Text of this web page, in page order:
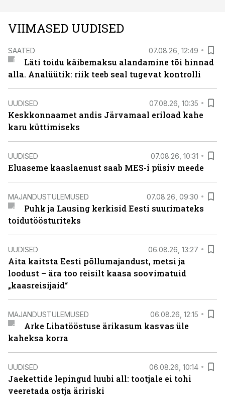
VIIMASED UUDISED
SAATED 07.08.26, 12:49
Läti toidu käibemaksu alandamine tõi hinnad
alla. Analüütik: riik teeb seal tugevat kontrolli
UUDISED 07.08.26, 10:35
Keskkonnaamet andis Järvamaal eriload kahe
karu küttimiseks
UUDISED 07.08.26, 10:31
Eluaseme kaaslaenust saab MES-i püsiv meede
MAJANDUSTULEMUSED 07.08.26, 09:30
Puhk ja Lausing kerkisid Eesti suurimateks
toidutöösturiteks
UUDISED 06.08.26, 13:27
Aita kaitsta Eesti põllumajandust, metsi ja
loodust – ära too reisilt kaasa soovimatuid
„kaasreisijaid“
MAJANDUSTULEMUSED 06.08.26, 12:15
Arke Lihatööstuse ärikasum kasvas üle
kaheksa korra
UUDISED 06.08.26, 10:14
Jaekettide lepingud luubi all: tootjale ei tohi
veeretada ostja äririski